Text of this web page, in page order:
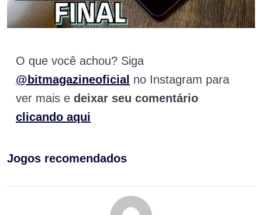
O que você achou? Siga
@bitmagazineoficial no Instagram para
ver mais e deixar seu comentário
clicando aqui
Jogos recomendados